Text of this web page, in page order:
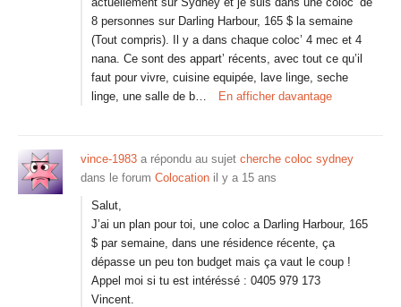
8 personnes sur Darling Harbour, 165 $ la semaine
(Tout compris). Il y a dans chaque coloc’ 4 mec et 4
nana. Ce sont des appart’ récents, avec tout ce qu’il
faut pour vivre, cuisine equipée, lave linge, seche
linge, une salle de b…
En afficher davantage
vince-1983 a répondu au sujet cherche coloc sydney
dans le forum Colocation il y a 15 ans
Salut,
J’ai un plan pour toi, une coloc a Darling Harbour, 165
$ par semaine, dans une résidence récente, ça
dépasse un peu ton budget mais ça vaut le coup !
Appel moi si tu est intéréssé : 0405 979 173
Vincent.